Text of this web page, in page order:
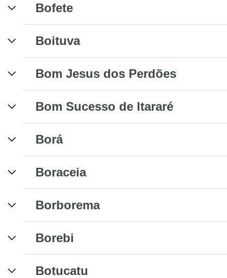
Bofete
Boituva
Bom Jesus dos Perdões
Bom Sucesso de Itararé
Borá
Boraceia
Borborema
Borebi
Botucatu